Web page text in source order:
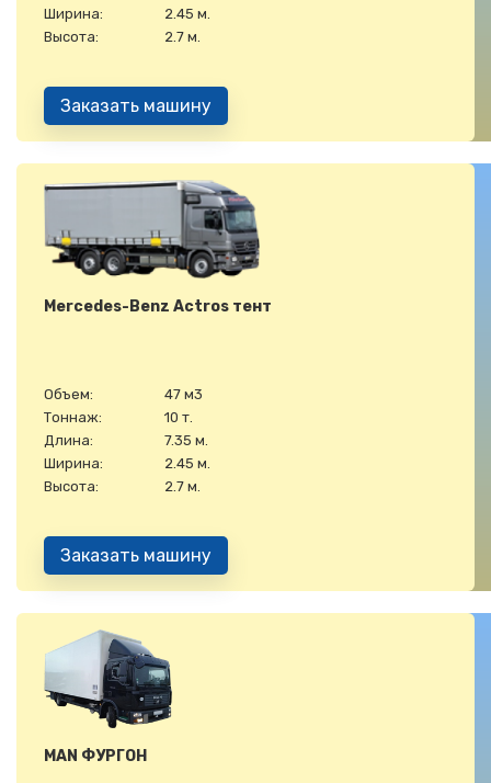
Ширина:
2.45 м.
Высота:
2.7 м.
Заказать машину
Mercedes-Benz Actros тент
Объем:
47 м3
Тоннаж:
10 т.
Длина:
7.35 м.
Ширина:
2.45 м.
Высота:
2.7 м.
Заказать машину
MAN ФУРГОН